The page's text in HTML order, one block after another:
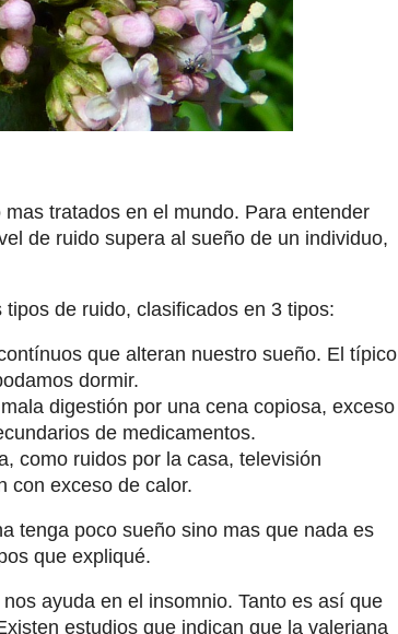
tratados en el mundo. Para entender
de ruido supera al sueño de un individuo,
de ruido, clasificados en 3 tipos:
que alteran nuestro sueño. El típico
dormir.
digestión por una cena copiosa, exceso
de medicamentos.
como ruidos por la casa, televisión
con exceso de calor.
tenga poco sueño sino mas que nada es
que expliqué.
ayuda en el insomnio. Tanto es así que
estudios que indican que la valeriana